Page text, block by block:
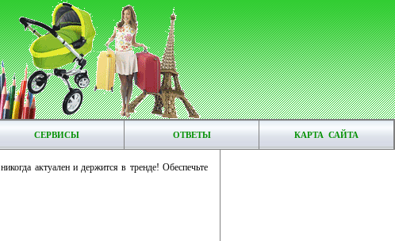
СЕРВИСЫ ОТВЕТЫ КАРТА САЙТА
актуален и держится в тренде! Обеспечьте